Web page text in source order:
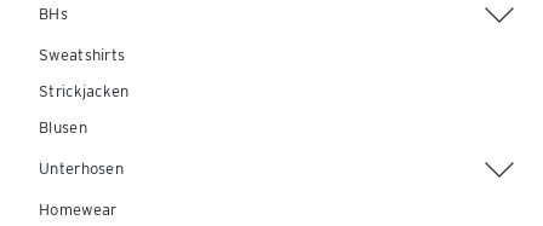
BHs
Sweatshirts
Strickjacken
Blusen
Unterhosen
Homewear